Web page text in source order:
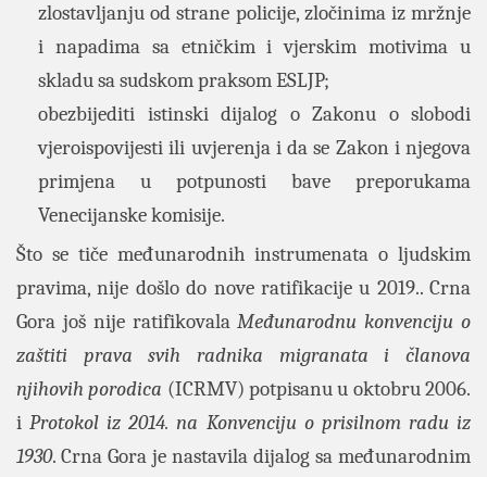
zlostavljanju od strane policije, zločinima iz mržnje
i napadima sa etničkim i vjerskim motivima u
skladu sa sudskom praksom ESLJP;
obezbijediti istinski dijalog o Zakonu o slobodi
vjeroispovijesti ili uvjerenja i da se Zakon i njegova
primjena u potpunosti bave preporukama
Venecijanske komisije.
Što se tiče međunarodnih instrumenata o ljudskim
pravima, nije došlo do nove ratifikacije u 2019.. Crna
Gora još nije ratifikovalaMeđunarodnu konvenciju o
zaštiti prava svih radnika migranata i članova
njihovih porodica (ICRMV) potpisanu u oktobru 2006.
iProtokol iz 2014. na Konvenciju o prisilnom radu iz
1930. Crna Gora je nastavila dijalog sa međunarodnim